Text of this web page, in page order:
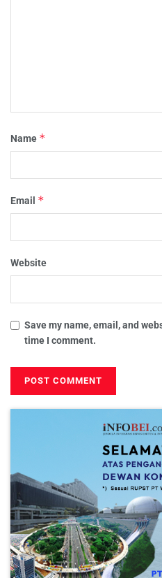
Name *
Email *
Website
Save my name, email, and
time I comment.